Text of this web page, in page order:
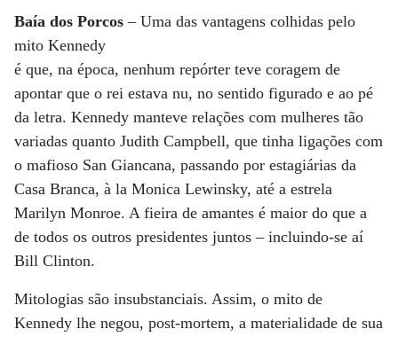
Baía dos Porcos– Uma das vantagens colhidas pelo
mito Kennedy
é que, na época, nenhum repórter teve coragem de
apontar que o rei estava nu, no sentido figurado e ao pé
da letra. Kennedy manteve relações com mulheres tão
variadas quanto Judith Campbell, que tinha ligações com
o mafioso San Giancana, passando por estagiárias da
Casa Branca, à la Monica Lewinsky, até a estrela
Marilyn Monroe. A fieira de amantes é maior do que a
de todos os outros presidentes juntos – incluindo-se aí
Bill Clinton.
Mitologias são insubstanciais. Assim, o mito de
Kennedy lhe negou, post-mortem, a materialidade de sua